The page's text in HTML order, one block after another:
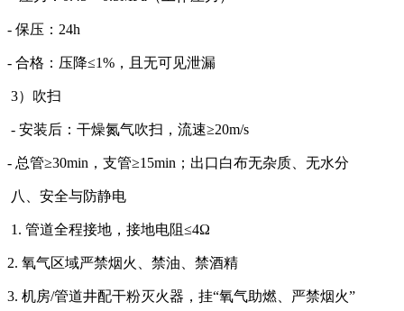
- 保压：24h
- 合格：压降≤1%，且无可见泄漏
3）吹扫
- 安装后：干燥氮气吹扫，流速≥20m/s
- 总管≥30min，支管≥15min；出口白布无杂质、无水分
八、安全与防静电
1. 管道全程接地，接地电阻≤4Ω
2. 氧气区域严禁烟火、禁油、禁酒精
3. 机房/管道井配干粉灭火器，挂“氧气助燃、严禁烟火”